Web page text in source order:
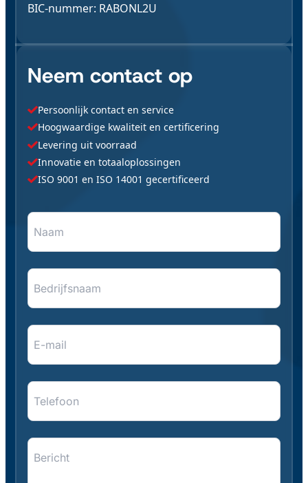
BIC-nummer: RABONL2U
Neem contact op
Persoonlijk contact en service
Hoogwaardige kwaliteit en certificering
Levering uit voorraad
Innovatie en totaaloplossingen
ISO 9001 en ISO 14001 gecertificeerd
"Naam
*
Bedrijfsnaam
E-
mail
**
Telefoon
Bericht
*